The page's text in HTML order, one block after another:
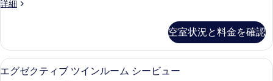
す
べ
ド
詳
細
ブ
ー
ム
ク
詳細
エ
テ
ィ
ブ
空室状況と料金を確認
エ
ミニバー、セーフティボックス (室
4
エグゼクティブ ツインルーム シービュー